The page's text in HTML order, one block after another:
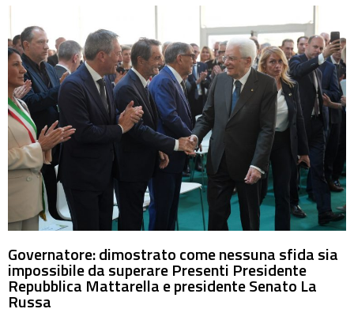
Governatore: dimostrato come nessuna sfida sia
impossibile da superare Presenti Presidente
Repubblica Mattarella e presidente Senato La
Russa